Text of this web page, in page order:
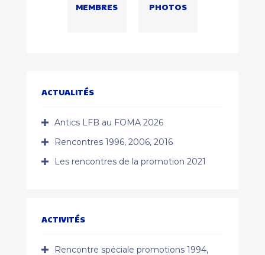
MEMBRES PHOTOS
ACTUALITÉS
Antics LFB au FOMA 2026
Rencontres 1996, 2006, 2016
Les rencontres de la promotion 2021
ACTIVITÉS
Rencontre spéciale promotions 1994,